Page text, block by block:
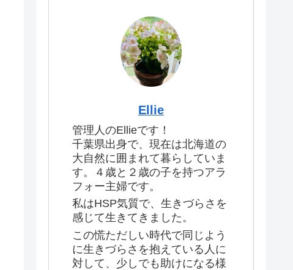
Ellie
管理人のEllieです！
千葉県出身で、現在は北海道の
大自然に囲まれて暮らしていま
す。４歳と２歳の子を持つアラ
フォー主婦です。
私はHSP気質で、生きづらさを
感じて生きてきました。
この慌ただしい時代で同じよう
に生きづらさを抱えている人に
対して、少しでも助けになる様